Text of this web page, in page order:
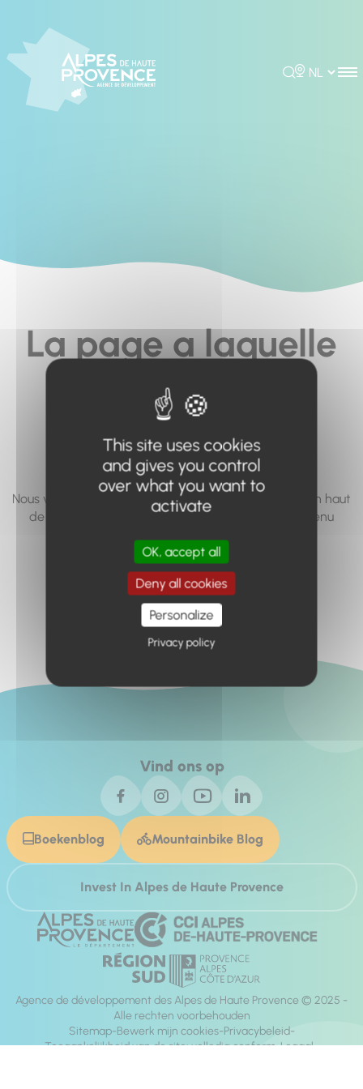
Rechercher
Choisir la
La page a laquelle
vous cherchez à
accéder n'existe
pas... ou plus.
Nous vous invitons à utiliser le moteur de recherche en haut
de page, ou à utiliser le menu pour trouver le contenu
Retour à l'accueil
Vind ons op
Boekenblog Mountainbike Blog
Invest In Alpes de Haute Provence
Agence de développement des Alpes de Haute Provence © 2025 -
Alle rechten voorbehouden
Sitemap Bewerk mijn cookies Privacybeleid
Toegankelijkheid van de site: volledig conform Legaal
This site uses cookies
and gives you control
over what you want to
activate
OK, accept all
Deny all cookies
Personalize
Privacy policy